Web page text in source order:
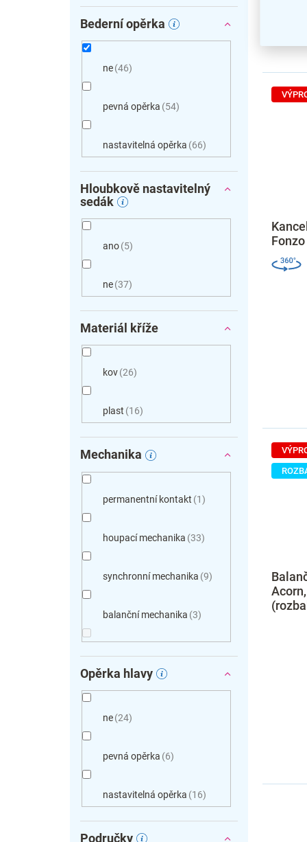
Bederní opěrka
ne 46
pevná opěrka 54
nastavitelná opěrka 66
Hloubkově nastavitelný
sedák
ano 5
ne 37
Materiál kříže
kov 26
plast 16
Mechanika
permanentní kontakt 1
houpací mechanika 33
synchronní mechanika 9
balanční mechanika 3
Opěrka hlavy
ne 24
pevná opěrka 6
nastavitelná opěrka 16
Područky